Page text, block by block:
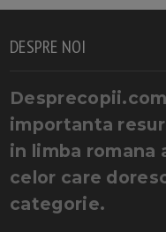
DESPRE NOI
importanta
in limba romana
celor care
categorie.